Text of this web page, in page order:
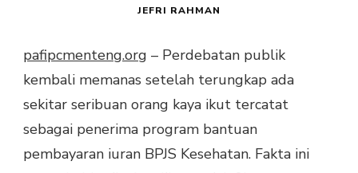
JEFRI RAHMAN
pafipcmenteng.org – Perdebatan publik
kembali memanas setelah terungkap ada
sekitar seribuan orang kaya ikut tercatat
sebagai penerima program bantuan
pembayaran iuran BPJS Kesehatan. Fakta ini